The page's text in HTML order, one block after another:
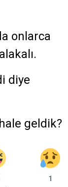
onlarca
diye
geldik?
1